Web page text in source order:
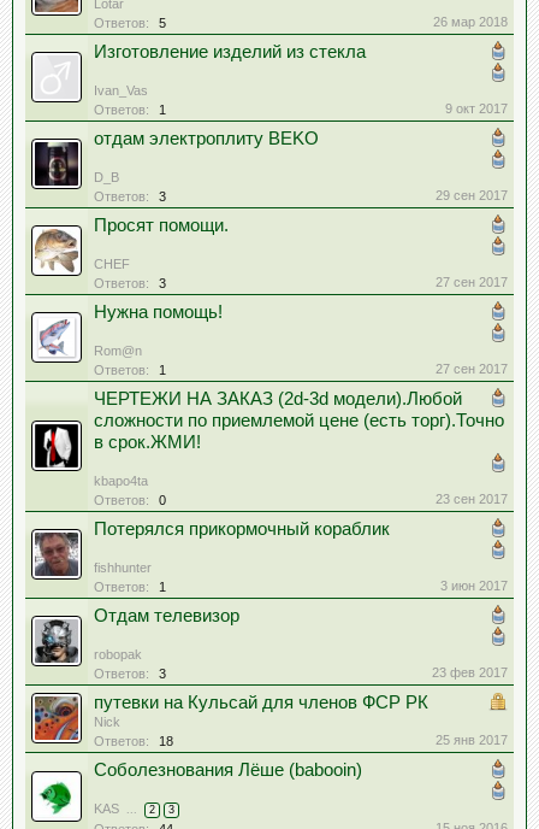
Lotar
Ответов:
5 26 мар 2018
Изготовление изделий из стекла
Ivan_Vas
Ответов:
1 9 окт 2017
отдам электроплиту BEKO
D_B
Ответов:
3 29 сен 2017
Просят помощи.
CHEF
Ответов:
3 27 сен 2017
Нужна помощь!
Rom@n
Ответов:
1 27 сен 2017
ЧЕРТЕЖИ НА ЗАКАЗ (2d-3d модели).Любой
сложности по приемлемой цене (есть торг).Точно
в срок.ЖМИ!
kbapo4ta
Ответов:
0 23 сен 2017
Потерялся прикормочный кораблик
fishhunter
Ответов:
1 3 июн 2017
Отдам телевизор
robopak
Ответов:
3 23 фев 2017
путевки на Кульсай для членов ФСР РК
Nick
Ответов:
18 25 янв 2017
Соболезнования Лёше (babooin)
KAS ... 2 3